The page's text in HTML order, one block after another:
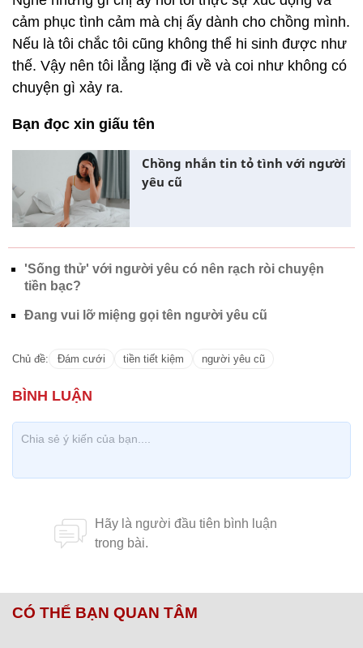
cảm phục tình cảm mà chị ấy dành cho chồng mình.
Nếu là tôi chắc tôi cũng không thể hi sinh được như
thế. Vậy nên tôi lẳng lặng đi về và coi như không có
chuyện gì xảy ra.
Bạn đọc xin giấu tên
Chồng nhắn tin tỏ tình với người
yêu cũ
'Sống thử' với người yêu có nên rạch ròi chuyện
tiền bạc?
Đang vui lỡ miệng gọi tên người yêu cũ
Chủ đề: Đám cưới tiền tiết kiệm người yêu cũ
CÓ THỂ BẠN QUAN TÂM